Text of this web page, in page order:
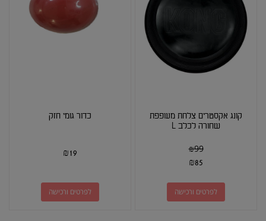
קונג אקסטרים צלחת מעופפת
שחורה לכלב L
₪99
₪85
לפרטים ורכישה
כדור גומי חזק
₪19
לפרטים ורכישה